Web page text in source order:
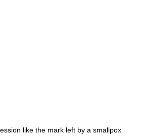
like the mark left by a smallpox